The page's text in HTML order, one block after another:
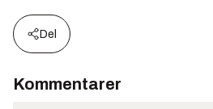
Del
Kommentarer